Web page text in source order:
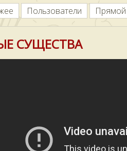
Пользователи
СУЩЕСТВА